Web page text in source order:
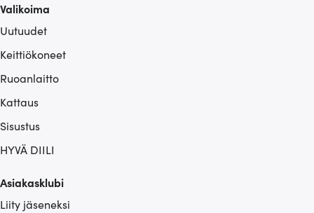
Valikoima
Uutuudet
Keittiökoneet
Ruoanlaitto
Kattaus
Sisustus
HYVÄ DIILI
Asiakasklubi
Liity jäseneksi